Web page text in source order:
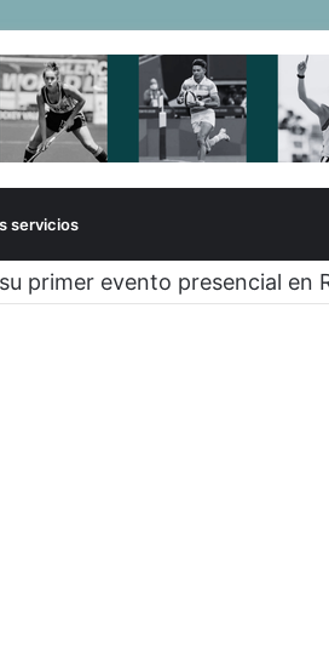
servicios
primer evento presencial en